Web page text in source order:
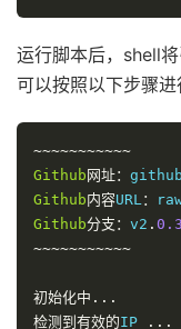
运行脚本后，shell
可以按照以下步骤进
~~~~~~~~~~~
Github 网址： github
Github内容URL：
Github分支： v2 . 0.3
~~~~~~~~~~~
初始化中...
检测到有效的IP ...